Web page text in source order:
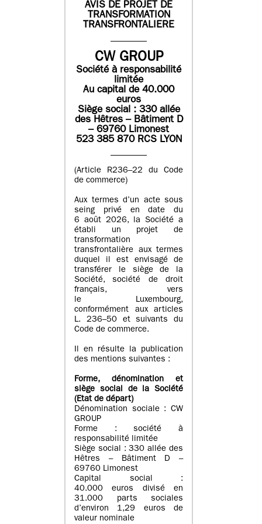
AVIS DE PROJET DE
TRANSFORMATION
TRANSFRONTALIERE
CW GROUP
Société à responsabilité
limitée
Au capital de 40.000
euros
Siège social : 330 allée
des Hêtres – Bâtiment D
– 69760 Limonest
523 385 870 RCS LYON
(Article R236–22 du Code
de commerce)
Aux termes d’un acte sous
seing privé en date du
6 août 2026, la Société a
établi un projet de
transformation
transfrontalière aux termes
duquel il est envisagé de
transférer le siège de la
Société, société de droit
français, vers
le Luxembourg,
conformément aux articles
L. 236–50 et suivants du
Code de commerce.
Il en résulte la publication
des mentions suivantes :
Forme, dénomination et
siège social de la Société
(Etatde départ)
Dénomination sociale : CW
GROUP
Forme : société à
responsabilité limitée
Siège social : 330 allée des
Hêtres – Bâtiment D –
69760 Limonest
Capital social :
40.000 euros divisé en
31.000 parts sociales
d’environ 1,29 euros de
valeur nominale